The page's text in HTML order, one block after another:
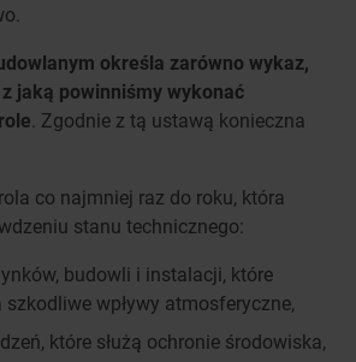
określa zarówno wykaz,
jaką powinniśmy wykonać
. Zgodnie z tą ustawą konieczna
co najmniej raz do roku, która
stanu technicznego:
budowli i instalacji, które
szkodliwe wpływy atmosferyczne,
które służą ochronie środowiska,